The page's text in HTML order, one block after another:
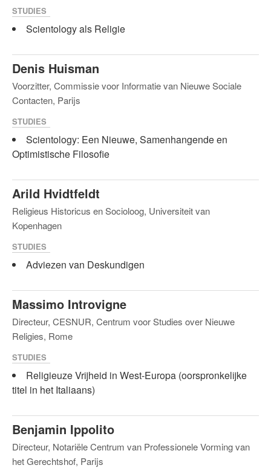
STUDIES
Scientology als Religie
Denis Huisman
Voorzitter, Commissie voor Informatie van Nieuwe Sociale
Contacten, Parijs
STUDIES
Scientology: Een Nieuwe, Samenhangende en
Optimistische Filosofie
Arild Hvidtfeldt
Religieus Historicus en Socioloog, Universiteit van
Kopenhagen
STUDIES
Adviezen van Deskundigen
Massimo Introvigne
Directeur, CESNUR, Centrum voor Studies over Nieuwe
Religies, Rome
STUDIES
Religieuze Vrijheid in West-Europa (oorspronkelijke
titel in het Italiaans)
Benjamin Ippolito
Directeur, Notariële Centrum van Professionele Vorming van
het Gerechtshof, Parijs